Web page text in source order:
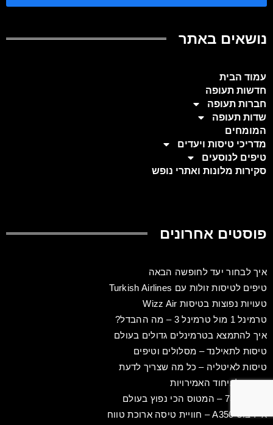
נושאים באתר
עמוד הבית
חדשות תעופה
חברות תעופה
שדות תעופה
המומחים
מדריכי טיסות ויעדים
טיפים לנוסעים
סקירות מלונות ואתרי נופש
פוסטים אחרונים
איך לבחור יעד לחופשה הבאה
טיפים לטיסות זולות עם Turkish Airlines
טעויות נפוצות בטיסות Wizz Air
טרמינל 1 מול טרמינל 3 – מה ההבדל?
איך להתמצא בטרמינלים גדולים בעולם
טיסות לתאילנד – מסלולים וטיפים
טיסות לאיטליה – כל מה שצריך לדעת
טיסות לאיחוד האמירויות
איירבוס A350 – חוויית טיסה ארוכת טווח